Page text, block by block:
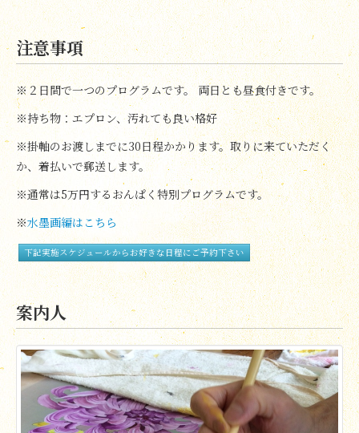
注意事項
※２日間で一つのプログラムです。 両日とも昼食付きです。
※持ち物：エプロン、汚れても良い格好
※掛軸のお渡しまでに30日程かかります。取りに来ていただく
か、着払いで郵送します。
※通常は5万円するおんぱく特別プログラムです。
※水墨画編はこちら
下記実施スケジュールからお好きな日程にご予約下さい
案内人